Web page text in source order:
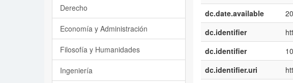
dc.date.available
dc.identifier
dc.identifier
dc.identifier.uri
Derecho
Economía y Administración
Filosofía y Humanidades
Ingeniería